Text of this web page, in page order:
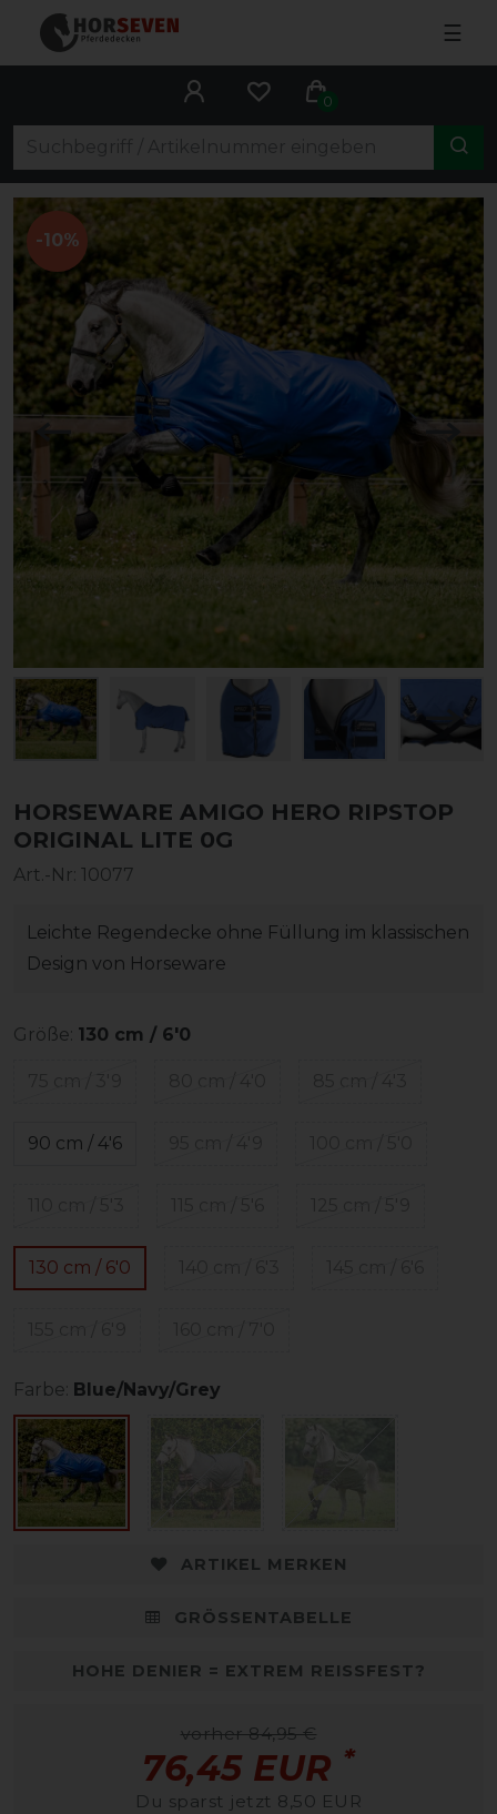
☰
0
-10%
HORSEWARE AMIGO HERO RIPSTOP
ORIGINAL LITE 0G
Art.-Nr: 10077
Leichte Regendecke ohne Füllung im klassischen
Design von Horseware
Größe: 130 cm / 6'0
90 cm / 4'6
130 cm / 6'0
Farbe: Blue/Navy/Grey
ARTIKEL MERKEN
GRÖSSENTABELLE
HOHE DENIER = EXTREM REISSFEST?
vorher 84,95 €
76,45 EUR *
Du sparst jetzt 8,50 EUR